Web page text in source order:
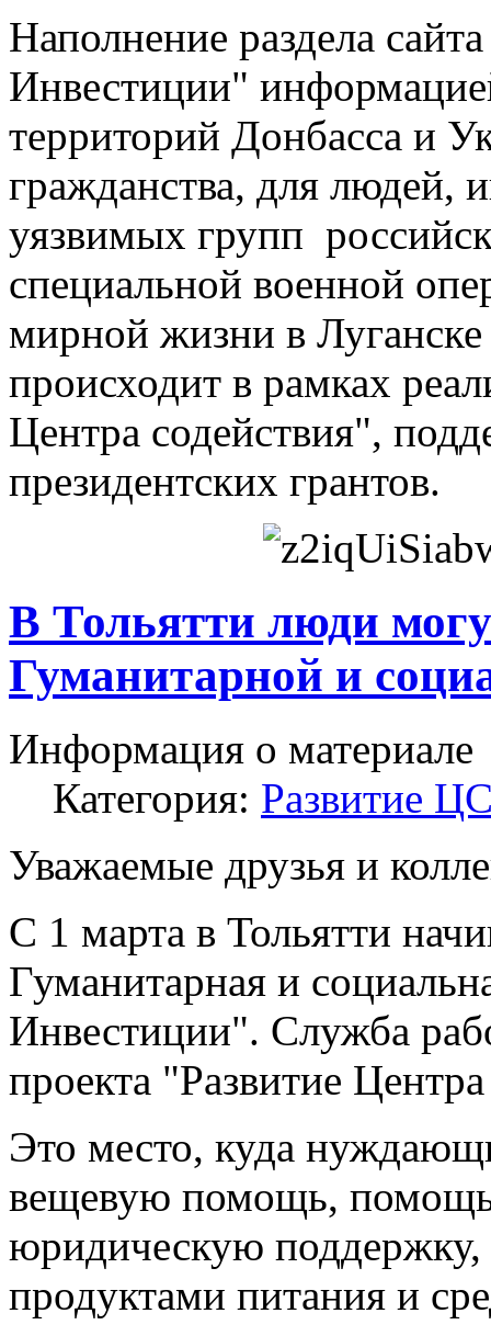
Наполнение раздела
Инвестиции"
территорий Донбасса и
гражданства, для
уязвимых групп
специальной военной
мирной жизни в
происходит в рамках
Центра содействия",
президентских грантов.
В Тольятти люди
Гуманитарной и
Информация о материале
Категория: Развитие
Уважаемые друзья и
С 1 марта в Тольятти
Гуманитарная и
Инвестиции". Служба
проекта "Развитие
Это место, куда
вещевую помощь, помощь
юридическую поддержку,
продуктами питания и